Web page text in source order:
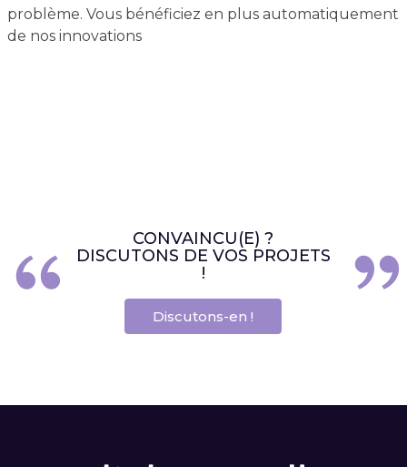
problème. Vous bénéficiez en plus automatiquement
de nos innovations
CONVAINCU(E) ?
DISCUTONS DE VOS PROJETS
!
Discutons-en !